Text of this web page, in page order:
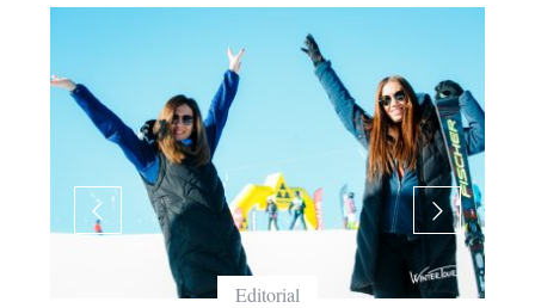
Echipament